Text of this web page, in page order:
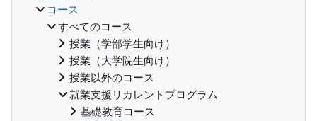
コース
すべてのコース
授業（学部学生向け）
授業（大学院生向け）
授業以外のコース
就業支援リカレントプログラム
基礎教育コース